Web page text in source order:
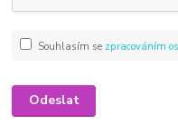
Souhlasím se zpracováním